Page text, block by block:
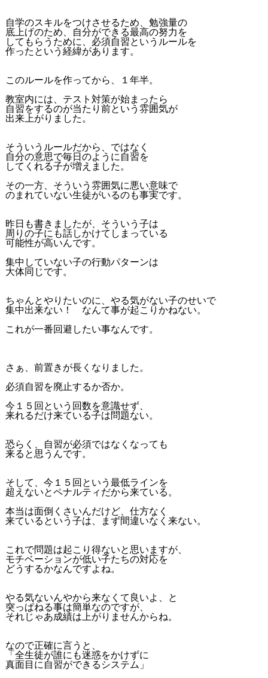
自学のスキルをつけさせるため、勉強量の
底上げのため、自分ができる最高の努力を
してもらうために、必須自習というルールを
作ったという経緯があります。
このルールを作ってから、１年半。
教室内には、テスト対策が始まったら
自習をするのが当たり前という雰囲気が
出来上がりました。
そういうルールだから、ではなく
自分の意思で毎日のように自習を
してくれる子が増えました。
その一方、そういう雰囲気に悪い意味で
のまれていない生徒がいるのも事実です。
昨日も書きましたが、そういう子は
周りの子にも話しかけてしまっている
可能性が高いんです。
集中していない子の行動パターンは
大体同じです。
ちゃんとやりたいのに、やる気がない子のせいで
集中出来ない！ なんて事が起こりかねない。
これが一番回避したい事なんです。
さぁ、前置きが長くなりました。
必須自習を廃止するか否か。
今１５回という回数を意識せず、
来れるだけ来ている子は問題ない。
恐らく、自習が必須ではなくなっても
来ると思うんです。
そして、今１５回という最低ラインを
超えないとペナルティだから来ている。
本当は面倒くさいんだけど、仕方なく
来ているという子は、まず間違いなく来ない。
これで問題は起こり得ないと思いますが、
モチベーションが低い子たちの対応を
どうするかなんですよね。
やる気ないんやから来なくて良いよ、と
突っぱねる事は簡単なのですが、
それじゃあ成績は上がりませんからね。
なので正確に言うと、
「全生徒が誰にも迷惑をかけずに
真面目に自習ができるシステム」